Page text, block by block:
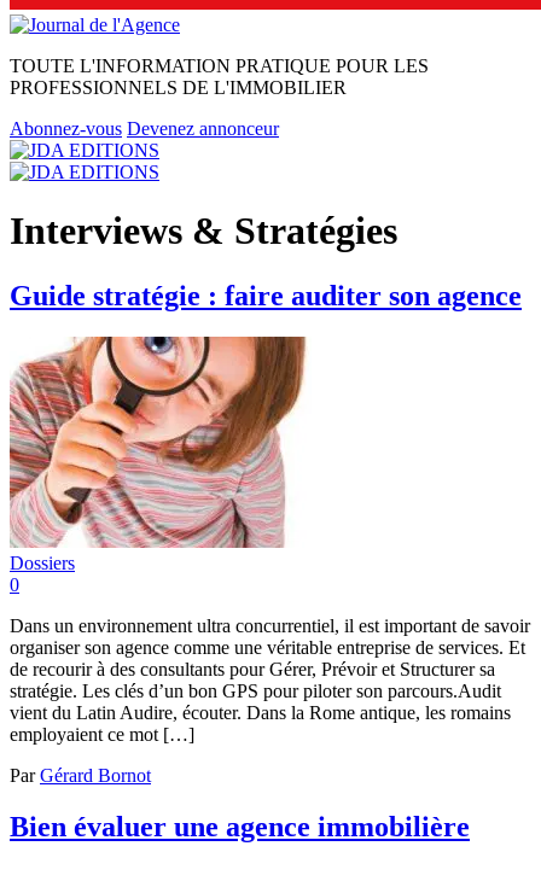
TOUTE L'INFORMATION PRATIQUE POUR LES
PROFESSIONNELS DE L'IMMOBILIER
Abonnez-vous Devenez annonceur
Interviews & Stratégies
Guide stratégie : faire auditer son agence
Dossiers
0
Dans un environnement ultra concurrentiel, il est important de savoir
organiser son agence comme une véritable entreprise de services. Et
de recourir à des consultants pour Gérer, Prévoir et Structurer sa
stratégie. Les clés d’un bon GPS pour piloter son parcours.Audit
vient du Latin Audire, écouter. Dans la Rome antique, les romains
employaient ce mot […]
ParGérard Bornot
Bien évaluer une agence immobilière